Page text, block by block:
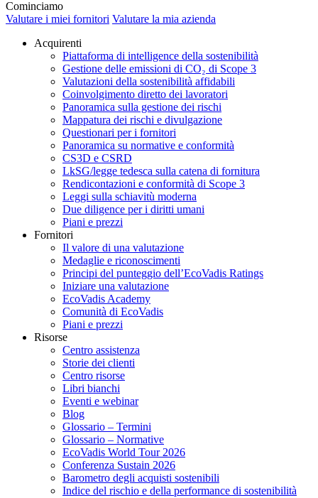
Cominciamo
Valutare i miei fornitori Valutare la mia azienda
Acquirenti
Piattaforma di intelligence della sostenibilità
Gestione delle emissioni di CO₂ di Scope 3
Valutazioni della sostenibilità affidabili
Coinvolgimento diretto dei lavoratori
Panoramica sulla gestione dei rischi
Mappatura dei rischi e divulgazione
Questionari per i fornitori
Panoramica su normative e conformità
CS3D e CSRD
LkSG/legge tedesca sulla catena di fornitura
Rendicontazioni e conformità di Scope 3
Leggi sulla schiavitù moderna
Due diligence per i diritti umani
Piani e prezzi
Fornitori
Il valore di una valutazione
Medaglie e riconoscimenti
Principi del punteggio dell’EcoVadis Ratings
Iniziare una valutazione
EcoVadis Academy
Comunità di EcoVadis
Piani e prezzi
Risorse
Centro assistenza
Storie dei clienti
Centro risorse
Libri bianchi
Eventi e webinar
Blog
Glossario – Termini
Glossario – Normative
EcoVadis World Tour 2026
Conferenza Sustain 2026
Barometro degli acquisti sostenibili
Indice del rischio e della performance di sostenibilità